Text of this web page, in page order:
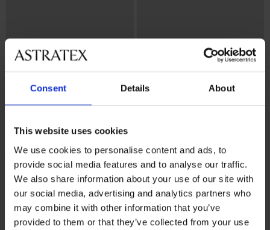
Consent Details About
This website uses cookies
We use cookies to personalise content and ads, to
provide social media features and to analyse our traffic.
We also share information about your use of our site with
our social media, advertising and analytics partners who
may combine it with other information that you’ve
provided to them or that they’ve collected from your use
BH Violeta wattiert glättend
44,99 €
BH Maia 4D Soft Control Deluxe
wattiert
52,99 €